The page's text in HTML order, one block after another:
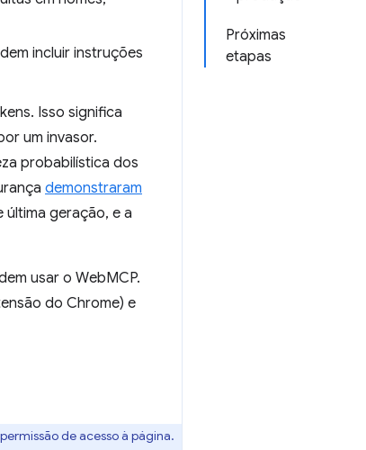
Próximas
etapas
incluir instruções
Isso significa
um invasor.
probabilística dos
demonstraram
geração, e a
usar o WebMCP.
do Chrome) e
de acesso à página.